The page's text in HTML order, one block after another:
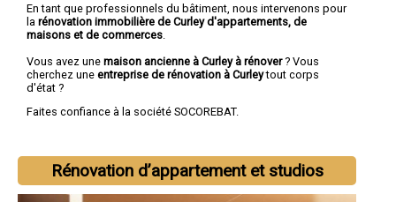
En tant que professionnels du bâtiment, nous intervenons pour
la rénovation immobilière de Curley d'appartements, de
maisons et de commerces
Vous avez une maison ancienne à Curley à rénover? Vous
cherchez une entreprise de rénovation à Curleytout corps
d'état ?
Faites confiance à la société SOCOREBAT.
Rénovation d’appartement et studios